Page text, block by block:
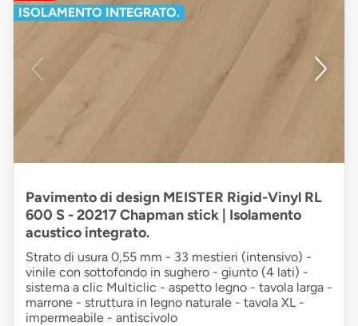
ISOLAMENTO INTEGRATO.
Pavimento di design MEISTER Rigid-Vinyl RL
600 S - 20217 Chapman stick | Isolamento
acustico integrato.
Strato di usura 0,55 mm - 33 mestieri (intensivo) -
vinile con sottofondo in sughero - giunto (4 lati) -
sistema a clic Multiclic - aspetto legno - tavola larga -
marrone - struttura in legno naturale - tavola XL -
impermeabile - antiscivolo